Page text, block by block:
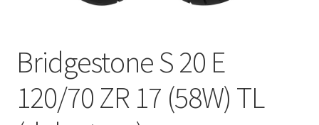
Bridgestone S 20 E
120/70 ZR 17 (58W) TL